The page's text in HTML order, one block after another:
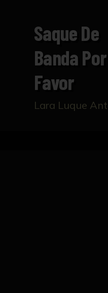
Saque De
Banda Por
Favor
Lara Luque